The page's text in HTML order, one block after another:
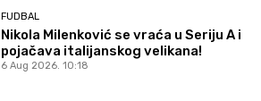
FUDBAL
Nikola Milenković se vraća u Seriju A i
pojačava italijanskog velikana!
6 Aug 2026. 10:18